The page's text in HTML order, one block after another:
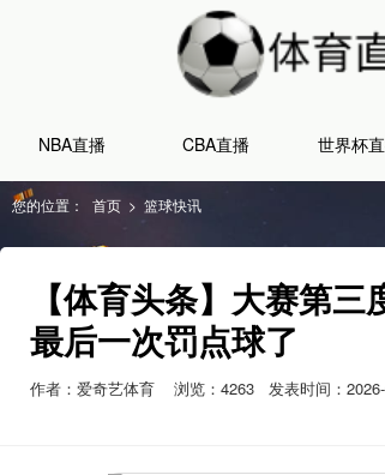
NBA直播 CBA直播 世界杯
您的位置： 首页 > 篮球快讯
【体育头条】大赛第
最后一次罚点球了
作者：爱奇艺体育 浏览： 4263 发表时间：